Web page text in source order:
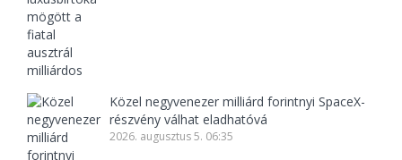
Közel negyvenezer milliárd forintnyi SpaceX-
részvény válhat eladhatóvá
2026. augusztus 5. 06:35